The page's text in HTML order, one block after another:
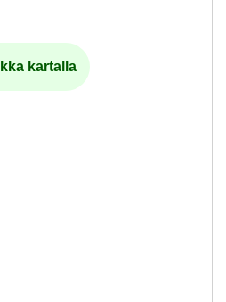
pal­ve­lu avau­tuu uu­del­le
kar­tal­la
avau­tuu uu­del­le vä­li­leh­del­le